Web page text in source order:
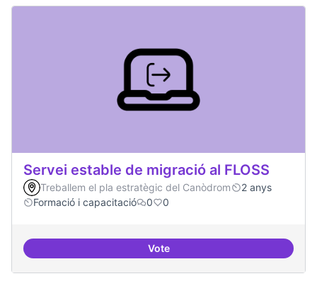
Servei estable de migració al FLOSS
Treballem el pla estratègic del Canòdrom
2 anys
Formació i capacitació
0 0
VoteServei estable de migració al